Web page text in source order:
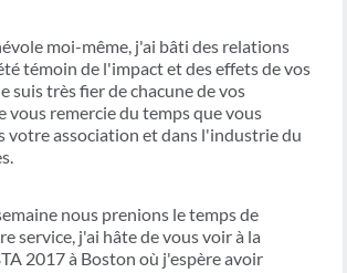
moi-même, j'ai bâti des relations
témoin de l'impact et des effets de vos
suis très fier de chacune de vos
vous remercie du temps que vous
votre association et dans l'industrie du
nous prenions le temps de
service, j'ai hâte de vous voir à la
2017 à Boston où j'espère avoir